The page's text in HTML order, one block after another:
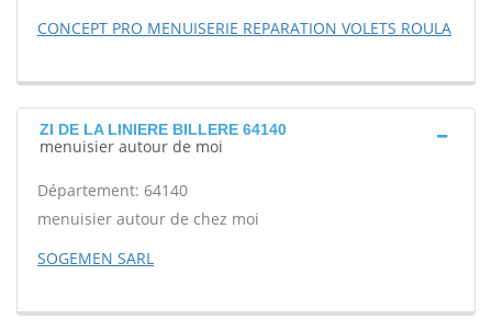
CONCEPT PRO MENUISERIE REPARATION VOLETS ROULA
ZI DE LA LINIERE BILLERE 64140
menuisier autour de moi
Département: 64140
menuisier autour de chez moi
SOGEMEN SARL